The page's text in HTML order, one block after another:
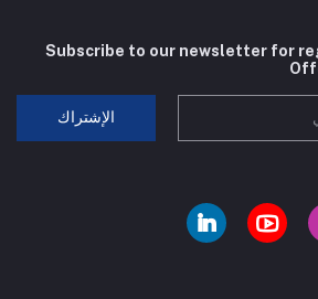
Subscribe to our newsletter for
الإشتراك